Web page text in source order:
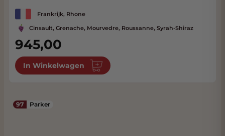
Frankrijk, Rhone
Cinsault, Grenache, Mourvedre, Roussanne, Syrah-Shiraz
945,00
In Winkelwagen
97 Parker